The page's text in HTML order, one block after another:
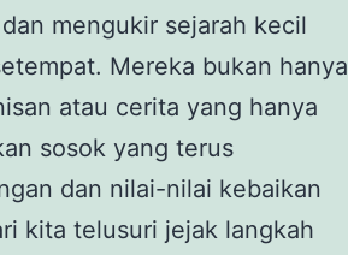
mengukir sejarah kecil
Mereka bukan hanya
atau cerita yang hanya
sosok yang terus
dan nilai-nilai kebaikan
kita telusuri jejak langkah